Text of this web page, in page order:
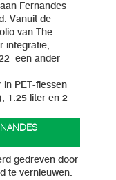
Fernandes
Vanuit de
van The
integratie,
een ander
in PET-flessen
1.25 liter en 2
gedreven door
te vernieuwen.